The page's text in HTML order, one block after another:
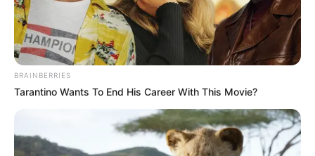
BRAINBERRIES
Tarantino Wants To End His Career With This Movie?